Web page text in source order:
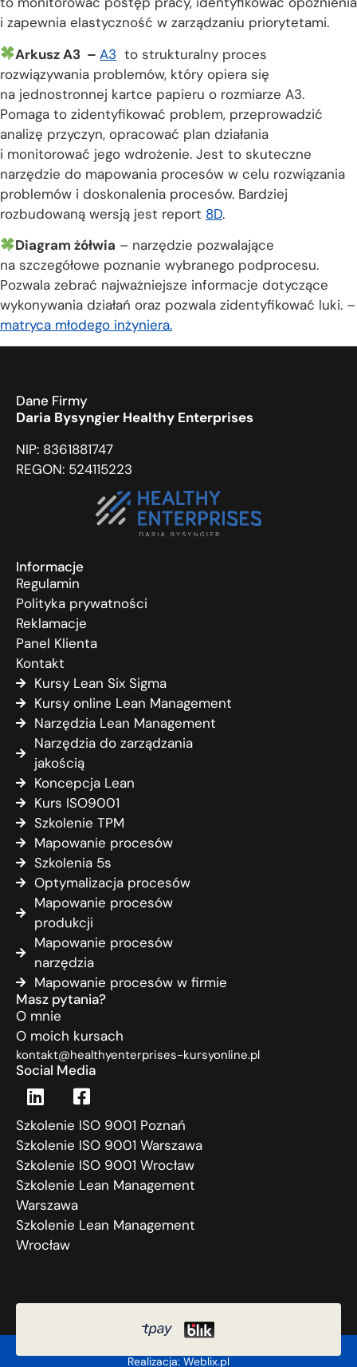
i zapewnia elastyczność w zarządzaniu priorytetami.
Arkusz A3 –A3 to strukturalny proces
rozwiązywania problemów, który opiera się
na jednostronnej kartce papieru o rozmiarze A3.
Pomaga to zidentyfikować problem, przeprowadzić
analizę przyczyn, opracować plan działania
i monitorować jego wdrożenie. Jest to skuteczne
narzędzie do mapowania procesów w celu rozwiązania
problemów i doskonalenia procesów. Bardziej
rozbudowaną wersją jest report 8D.
Diagram żółwia – narzędzie pozwalające
na szczegółowe poznanie wybranego podprocesu.
Pozwala zebrać najważniejsze informacje dotyczące
wykonywania działań oraz pozwala zidentyfikować luki. –
matryca młodego inżyniera.
Dane Firmy
Daria Bysyngier Healthy Enterprises
NIP: 8361881747
REGON: 524115223
Informacje
Regulamin
Polityka prywatności
Reklamacje
Panel Klienta
Kontakt
Kursy Lean Six Sigma
Kursy online Lean Management
Narzędzia Lean Management
Narzędzia do zarządzania
jakością
Koncepcja Lean
Kurs ISO9001
Szkolenie TPM
Mapowanie procesów
Szkolenia 5s
Optymalizacja procesów
Mapowanie procesów
produkcji
Mapowanie procesów
narzędzia
Mapowanie procesów w firmie
Masz pytania?
O mnie
O moich kursach
kontakt@healthyenterprises-kursyonline.pl
Social Media
Szkolenie ISO 9001 Poznań
Szkolenie ISO 9001 Warszawa
Szkolenie ISO 9001 Wrocław
Szkolenie Lean Management
Warszawa
Szkolenie Lean Management
Wrocław
Realizacja: Weblix.pl